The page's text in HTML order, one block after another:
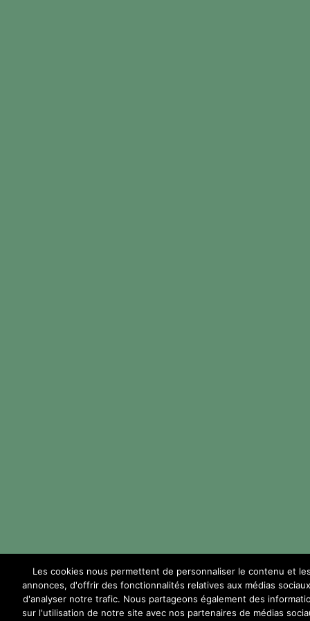
Les cookies nous permettent de personnaliser le contenu et
annonces, d'offrir des fonctionnalités relatives aux médias
d'analyser notre trafic. Nous partageons également des
sur l'utilisation de notre site avec nos partenaires de médias